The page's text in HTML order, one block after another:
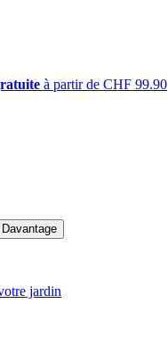
à partir de CHF 99.90
jardin